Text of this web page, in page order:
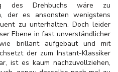
des Drehbuchs wäre zu
der es ansonsten wenigstens
zu unterhalten. Doch leider
Ebene in fast unverständlicher
brillant aufgebaut und mit
der zum Instant-Klassiker
ist es kaum nachzuvollziehen,